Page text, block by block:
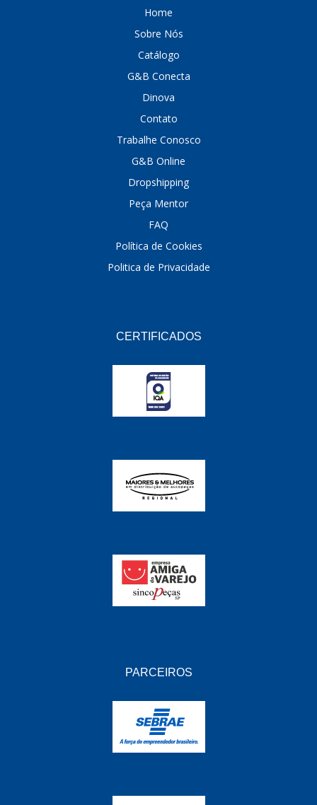
Home
Sobre Nós
Catálogo
G&B Conecta
Dinova
Contato
Trabalhe Conosco
G&B Online
Dropshipping
Peça Mentor
FAQ
Política de Cookies
Politica de Privacidade
CERTIFICADOS
PARCEIROS